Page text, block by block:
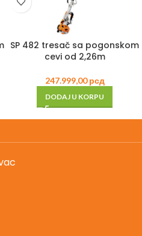
SP 482 tresač sa pogonskom
cevi od 2,26m
247.999,00рсд
DODAJ U KORPU